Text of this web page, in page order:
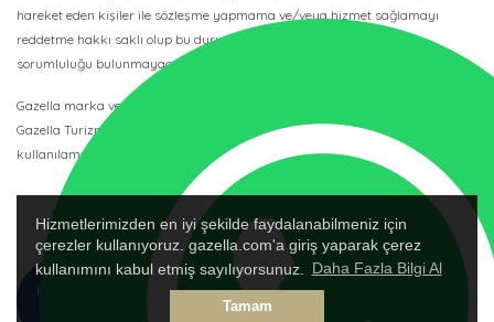
Hizmetlerimizden en iyi şekilde faydalanabilmeniz için
çerezler kullanıyoruz. gazella.com'a giriş yaparak çerez
kullanımını kabul etmiş sayılıyorsunuz.
Daha Fazla Bilgi Al
Tamam
hareket eden kişiler ile sözleşme yapmama ve/veya hizmet sağlamayı
reddetme hakkı saklı olup bu durumda şirketimizin herhangi bir
sorumluluğu bulunmayacaktır.
Gazella marka ve logosu 88-21411 IATA Kodlu ve 3067 TURSAB Belge No’lu
Gazella Turizm’in tescilli ticari marka ve logosudur, başkası tarafından
kullanılamaz.
HEMEN
TALEP
FORMU